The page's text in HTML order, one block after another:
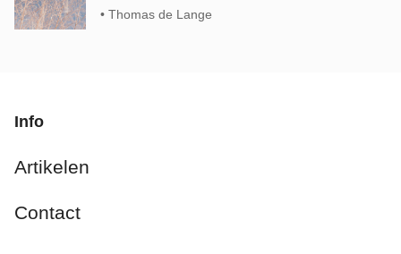
Thomas de Lange
Info
Artikelen
Contact